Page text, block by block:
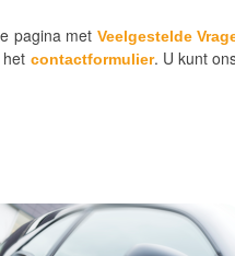
pagina met Veelgestelde
contactformulier. U kunt